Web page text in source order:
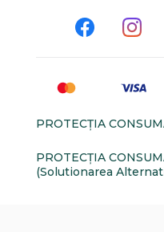
PROTECŢIA
PROTECŢIA
(Solutionarea